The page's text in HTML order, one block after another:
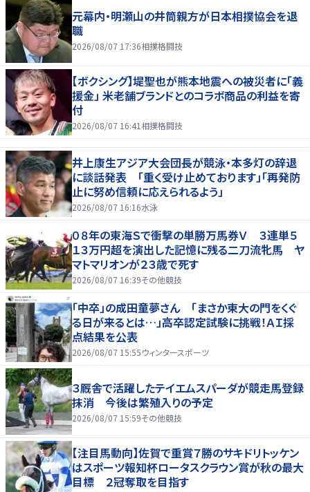
元幕内・明瀬山の井筒親方が日本相撲協会を退
職
2026/08/07 17:36相撲格闘技
【ボクシング】堤聖也が熊本地震への被災者に「義
援金」 米老舗ブランドとのコラボ商品の利益を寄
付
2026/08/07 16:41 相撲格闘技
井上康生アジア大会団長が競泳・本多灯の辞退
に談話発表 「重く受け止めております」「再発防
止に努め信頼に応えられるよう」
2026/08/07 16:16水泳
０８年の東海Ｓで衝撃の単勝万馬券Ｖ ３連単５
１３万円超を演出した記憶に残る二刀流牝馬 ヤ
マトマリオンが２３歳で死す
2026/08/07 16:39その他競技
「中卒」の成田童夢さん 「まさか東大の門をくぐ
る日が来るとは…」高卒認定試験に挑戦！ＡＩ採
点結果を公表
2026/08/07 15:55ウィンタースポーツ
３厩舎で活躍したテイエムスパーダが競走馬登録
抹消 今後は繁殖入りの予定
2026/08/07 15:59その他競技
【注目馬動向】佐賀で重賞７勝のサキドリトッケン
はスポーツ報知杯ロータスクラウン賞が秋の最大
目標 ２冠奪取を目指す